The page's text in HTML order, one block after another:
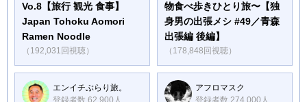
Vo.8【旅行 観光 食事】
Japan Tohoku Aomori
Ramen Noodle
（192,031回視聴）
物食べ歩きひとり旅〜【独
身男の出張メシ #49／青森
出張編 後編】
（178,848回視聴）
エンイチぶらり旅。
登録者数 62,900人
アフロマスク
登録者数 274,000人